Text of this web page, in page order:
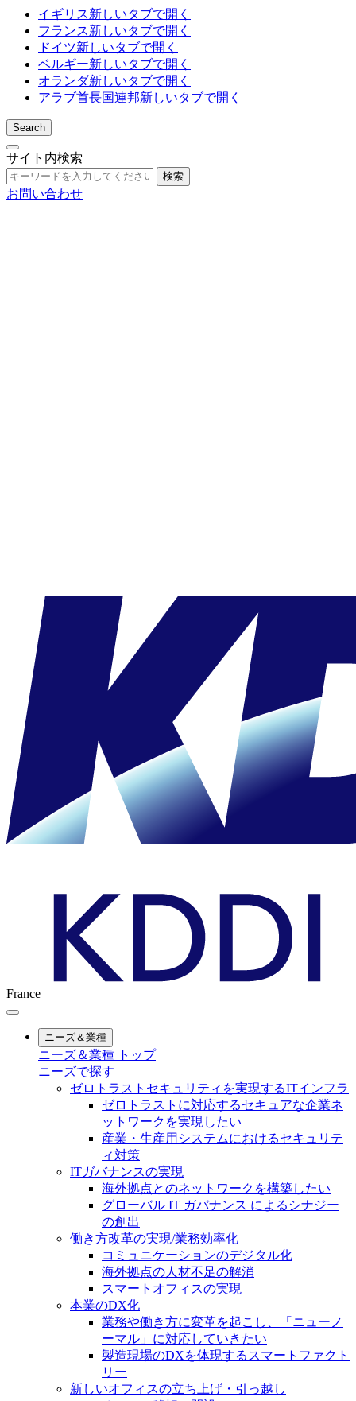
イギリス新しいタブで開く
フランス新しいタブで開く
ドイツ新しいタブで開く
ベルギー新しいタブで開く
オランダ新しいタブで開く
アラブ首長国連邦新しいタブで開く
Search
サイト内検索
検索
お問い合わせ
France
ニーズ＆業種
ニーズ＆業種 トップ
ニーズで探す
ゼロトラストセキュリティを実現するITインフラ
ゼロトラストに対応するセキュアな企業ネ
ットワークを実現したい
産業・生産用システムにおけるセキュリテ
ィ対策
ITガバナンスの実現
海外拠点とのネットワークを構築したい
グローバル IT ガバナンス によるシナジー
の創出
働き方改革の実現/業務効率化
コミュニケーションのデジタル化
海外拠点の人材不足の解消
スマートオフィスの実現
本業のDX化
業務や働き方に変革を起こし、「ニューノ
ーマル」に対応していきたい
製造現場のDXを体現するスマートファクト
リー
新しいオフィスの立ち上げ・引っ越し